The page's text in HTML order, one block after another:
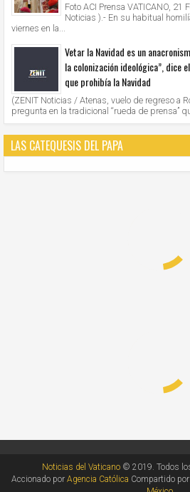
Foto ACI Prensa VATICANO,
Noticias ).- En su habitual
viernes en la...
Vetar la Navidad es un
la colonización ideológica”, dice
que prohibía la Navidad
(ZENIT Noticias / Atenas, vuelo de regreso a
pregunta en la tradicional “rueda de prensa”
LAS CATEQUESIS DEL PAPA
Noticias del Vaticano © 2019. Todos
Accionado por Agencia Católica Compartido por